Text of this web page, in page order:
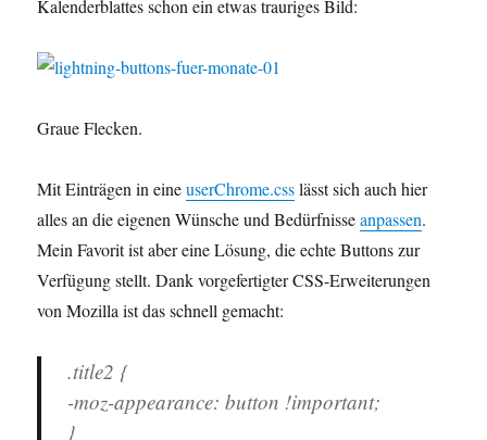
Kalenderblattes schon ein etwas trauriges Bild:
Graue Flecken.
Mit Einträgen in eineuserChrome.csslässt sich auch hier
alles an die eigenen Wünsche und Bedürfnisseanpassen.
Mein Favorit ist aber eine Lösung, die echte Buttons zur
Verfügung stellt. Dank vorgefertigter CSS-Erweiterungen
von Mozilla ist das schnell gemacht:
.title2 {
-moz-appearance: button !important;
}